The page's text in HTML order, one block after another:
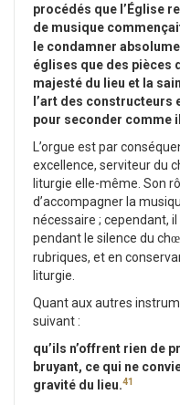
procédés que l’Église
de musique
le condamner
églises que des pièces
majesté du lieu et la
l’art des
pour seconder comme
L’orgue est par
excellence, serviteur du
liturgie elle-même. Son
d’accompagner la
nécessaire ; cependant,
pendant le silence du chœ
rubriques, et en
liturgie.
Quant aux autres
suivant :
qu’ils n’offrent rien de
bruyant, ce qui ne
gravité du lieu.41